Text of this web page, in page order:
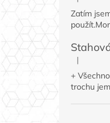
Zatím
|
+
trochu